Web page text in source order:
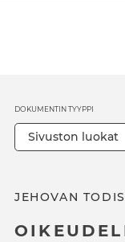
JEHOVAN
DOKUMENTIN TYYPPI
Sivuston luokat